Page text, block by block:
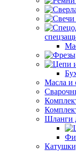
Масла
Шланги